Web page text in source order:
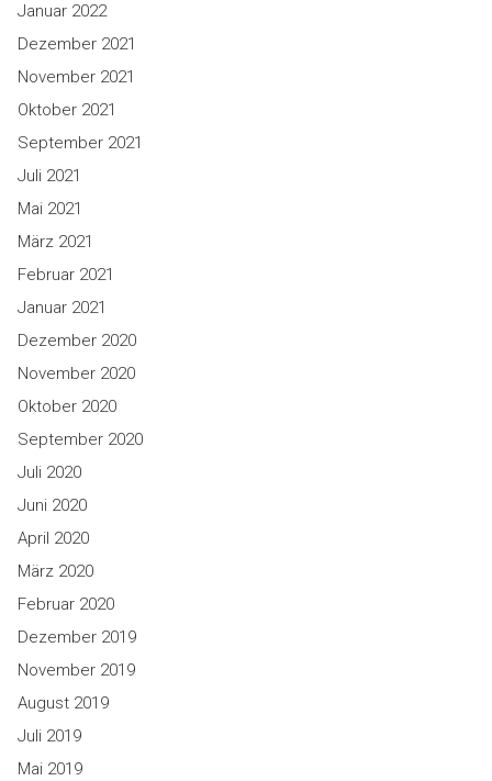
Januar 2022
Dezember 2021
November 2021
Oktober 2021
September 2021
Juli 2021
Mai 2021
März 2021
Februar 2021
Januar 2021
Dezember 2020
November 2020
Oktober 2020
September 2020
Juli 2020
Juni 2020
April 2020
März 2020
Februar 2020
Dezember 2019
November 2019
August 2019
Juli 2019
Mai 2019